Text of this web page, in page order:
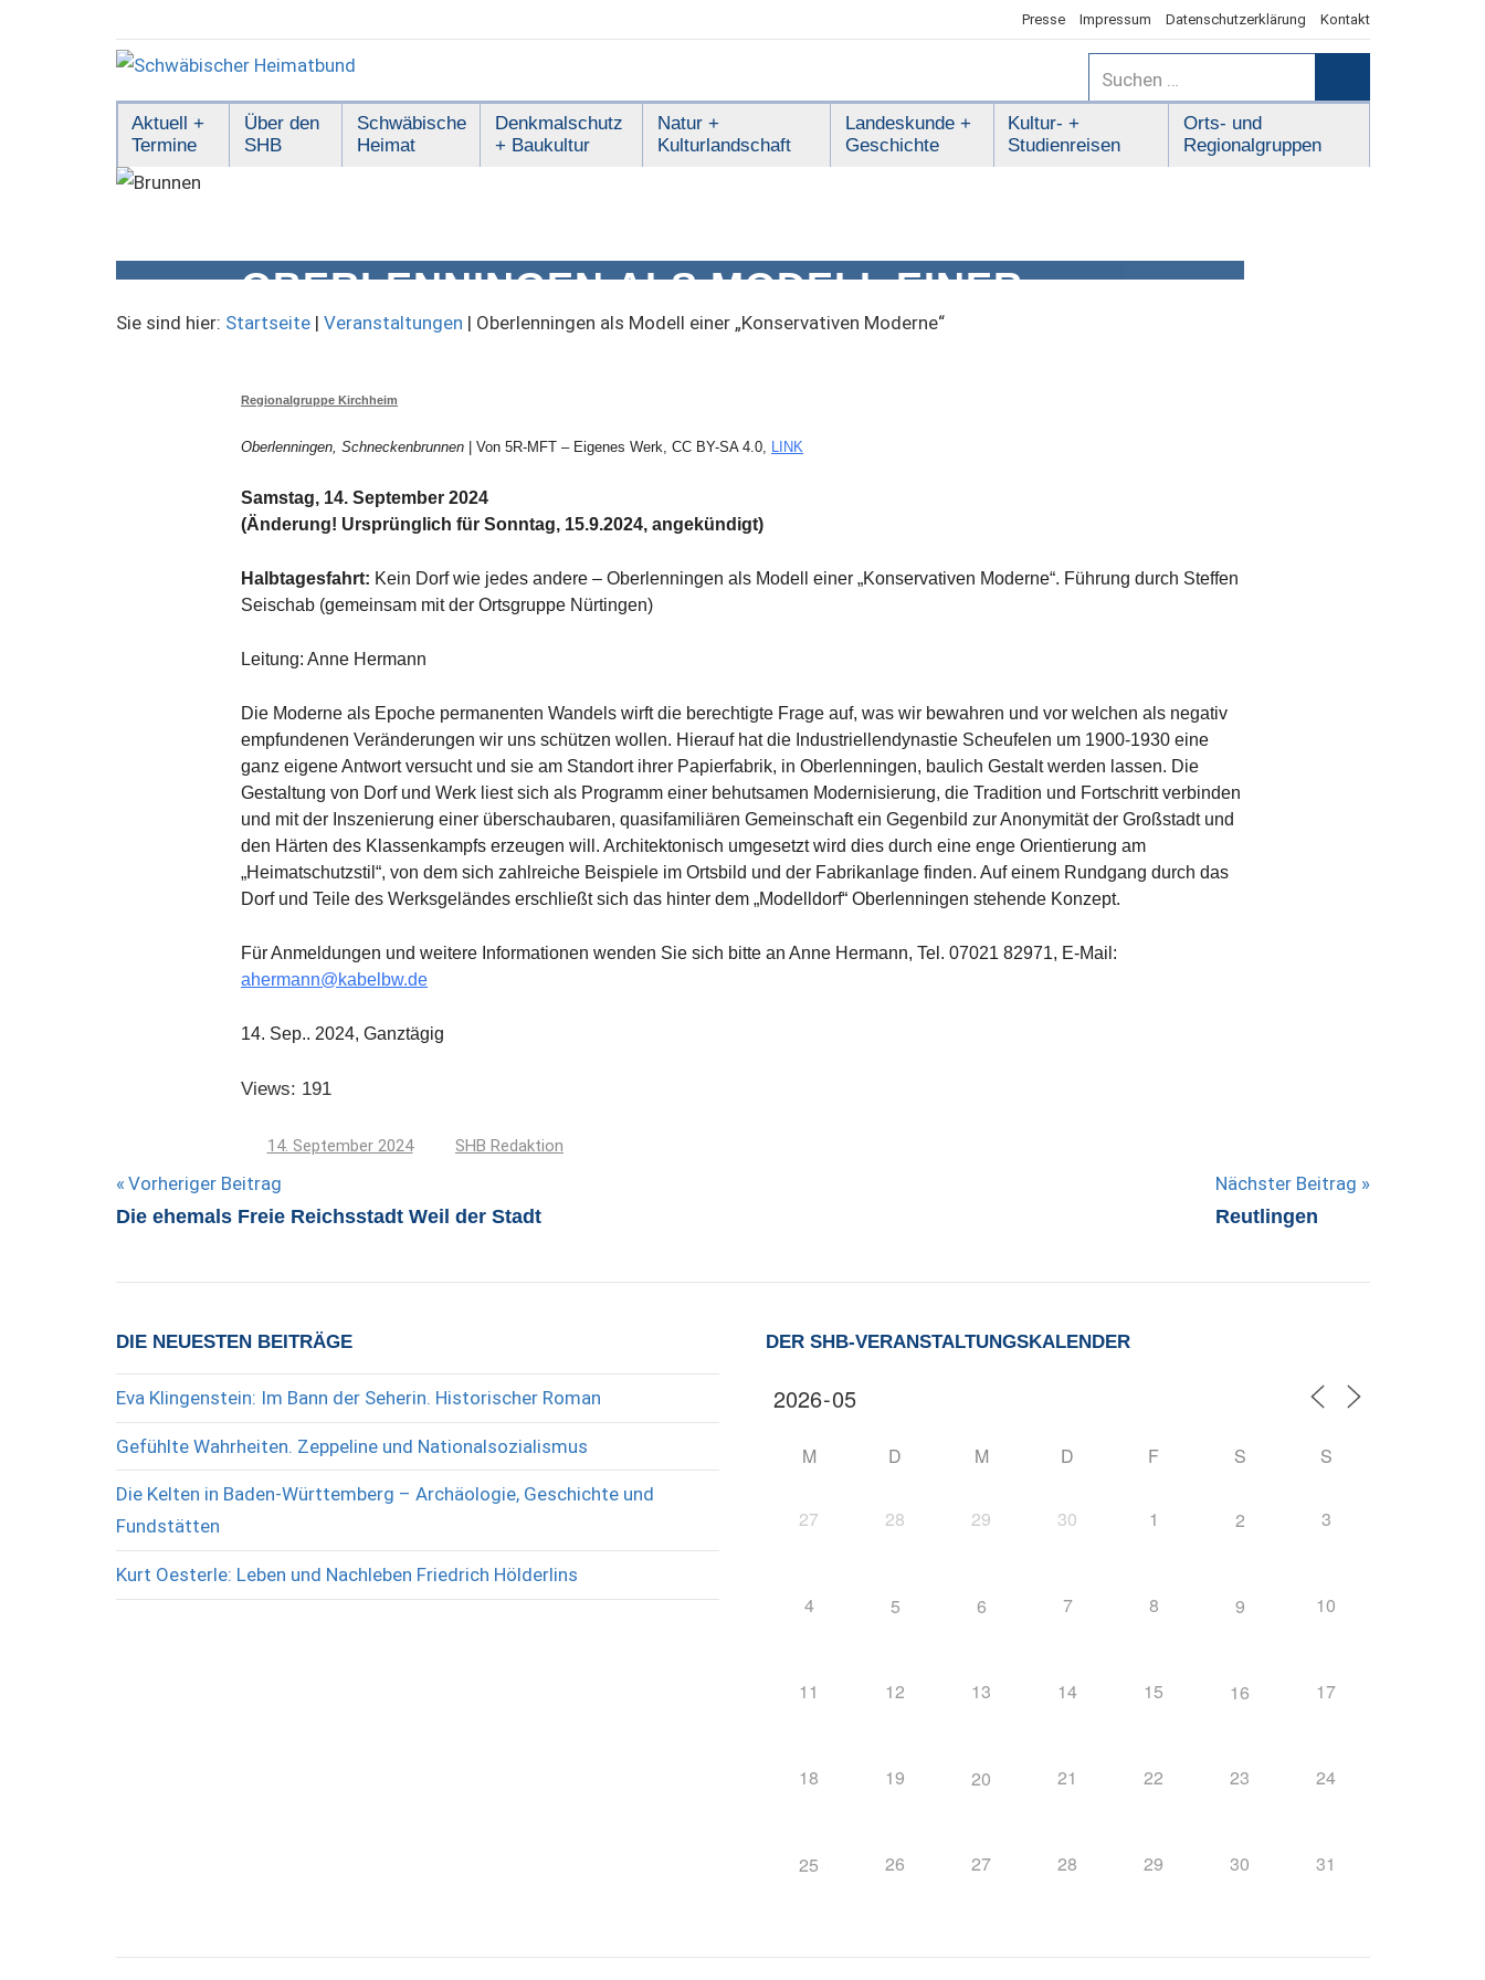
Presse Impressum Datenschutzerklärung Kontakt
Schwäbischer
Heimatbund
Suchen
nach:
Aktuell +
Termine
Über den
SHB
Schwäbische
Heimat
Denkmalschutz
+ Baukultur
Natur +
Kulturlandschaft
Landeskunde +
Geschichte
Kultur- +
Studienreisen
Orts- und
Regionalgruppen
OBERLENNINGEN ALS MODELL EINER
„KONSERVATIVEN MODERNE“
Sie sind hier: Startseite| Veranstaltungen | Oberlenningen als Modell einer „Konservativen Moderne“
Regionalgruppe Kirchheim
Oberlenningen, Schneckenbrunnen | Von 5R-MFT – Eigenes Werk, CC BY-SA 4.0, LINK
Samstag, 14. September 2024
(Änderung! Ursprünglich für Sonntag, 15.9.2024, angekündigt)
Halbtagesfahrt: Kein Dorf wie jedes andere – Oberlenningen als Modell einer „Konservativen Moderne“. Führung durch Steffen
Seischab (gemeinsam mit der Ortsgruppe Nürtingen)
Leitung: Anne Hermann
Die Moderne als Epoche permanenten Wandels wirft die berechtigte Frage auf, was wir bewahren und vor welchen als negativ
empfundenen Veränderungen wir uns schützen wollen. Hierauf hat die Industriellendynastie Scheufelen um 1900-1930 eine
ganz eigene Antwort versucht und sie am Standort ihrer Papierfabrik, in Oberlenningen, baulich Gestalt werden lassen. Die
Gestaltung von Dorf und Werk liest sich als Programm einer behutsamen Modernisierung, die Tradition und Fortschritt verbinden
und mit der Inszenierung einer überschaubaren, quasifamiliären Gemeinschaft ein Gegenbild zur Anonymität der Großstadt und
den Härten des Klassenkampfs erzeugen will. Architektonisch umgesetzt wird dies durch eine enge Orientierung am
„Heimatschutzstil“, von dem sich zahlreiche Beispiele im Ortsbild und der Fabrikanlage finden. Auf einem Rundgang durch das
Dorf und Teile des Werksgeländes erschließt sich das hinter dem „Modelldorf“ Oberlenningen stehende Konzept.
Für Anmeldungen und weitere Informationen wenden Sie sich bitte an Anne Hermann, Tel. 07021 82971, E-Mail:
ahermann@kabelbw.de
14. Sep.. 2024, Ganztägig
Views: 191
14. September 2024 SHB Redaktion
Beitragsnavigation
Vorheriger Beitrag
Die ehemals Freie Reichsstadt Weil der Stadt
Nächster Beitrag
Reutlingen
DIE NEUESTEN BEITRÄGE
Eva Klingenstein: Im Bann der Seherin. Historischer Roman
Gefühlte Wahrheiten. Zeppeline und Nationalsozialismus
Die Kelten in Baden-Württemberg – Archäologie, Geschichte und
Fundstätten
Kurt Oesterle: Leben und Nachleben Friedrich Hölderlins
DER SHB-VERANSTALTUNGSKALENDER
M D M D F S S
27 28 29 30 1 2 3
4 5 6 7 8 9 10
11 12 13 14 15 16 17
18 19 20 21 22 23 24
25 26 27 28 29 30 31